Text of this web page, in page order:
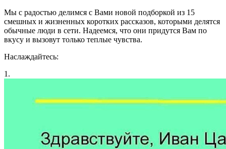
Мы с радостью делимся с Вами новой подборкой из 15
смешных и жизненных коротких рассказов, которыми делятся
обычные люди в сети. Надеемся, что они придутся Вам по
вкусу и вызовут только теплые чувства.
Наслаждайтесь:
1.